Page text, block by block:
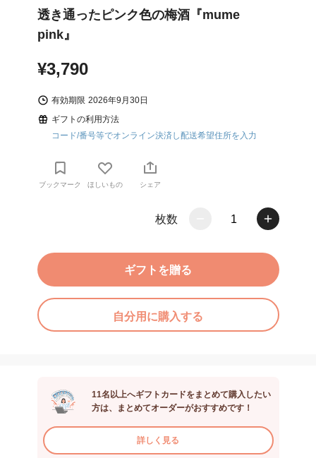
透き通ったピンク色の梅酒『mume
pink』
¥3,790
有効期限 2026年9月30日
ギフトの利用方法
コード/番号等でオンライン決済し配送希望住所を入力
ブックマーク ほしいもの シェア
枚数 1
ギフトを贈る
自分用に購入する
11名以上へギフトカードをまとめて購入したい
方は、まとめてオーダーがおすすめです！
詳しく見る